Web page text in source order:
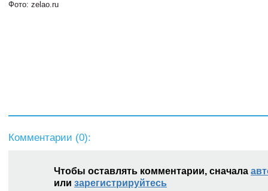
Фото: zelao.ru
Комментарии (0):
Чтобы оставлять комментарии, сначала
или зарегистрируйтесь